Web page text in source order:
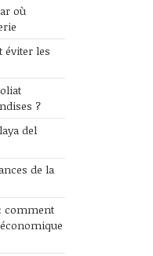
où
éviter les
?
del
de la
comment